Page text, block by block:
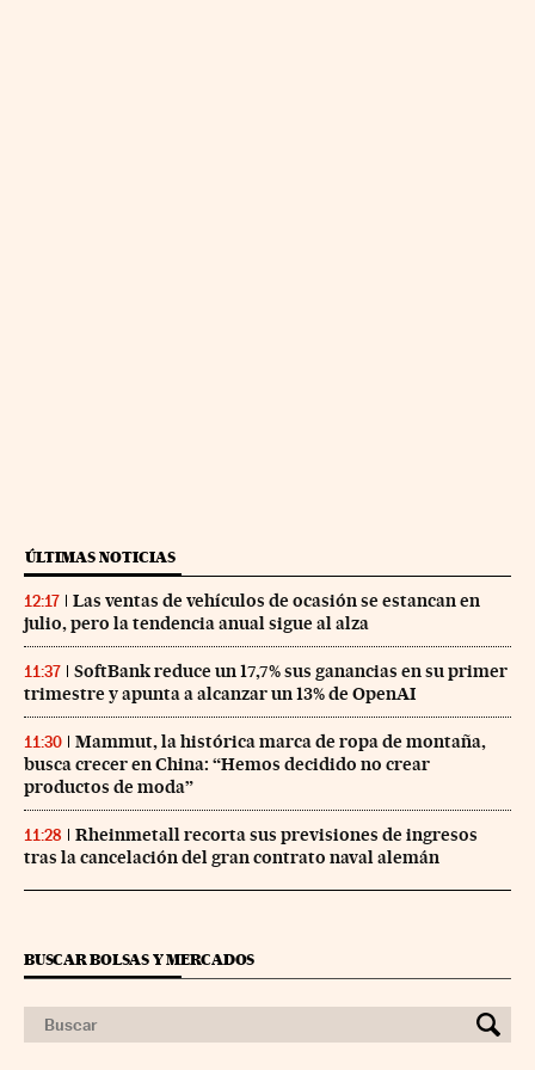
ÚLTIMAS NOTICIAS
12:17
Las ventas de vehículos de ocasión se estancan en
julio, pero la tendencia anual sigue al alza
11:37
SoftBank reduce un 17,7% sus ganancias en su primer
trimestre y apunta a alcanzar un 13% de OpenAI
11:30
Mammut, la histórica marca de ropa de montaña,
busca crecer en China: “Hemos decidido no crear
productos de moda”
11:28
Rheinmetall recorta sus previsiones de ingresos
tras la cancelación del gran contrato naval alemán
BUSCAR BOLSAS Y MERCADOS